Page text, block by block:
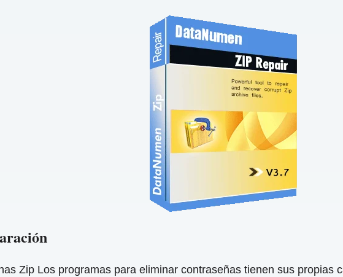
Zip Los programas para eliminar contraseñas tienen sus propias